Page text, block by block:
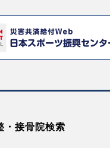
・接骨院検索